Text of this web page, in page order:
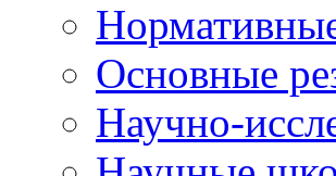
Основные
Научно-